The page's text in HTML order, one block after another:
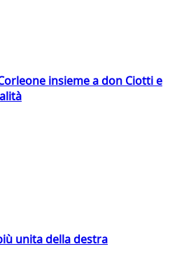
insieme a don Ciotti e
unita della destra